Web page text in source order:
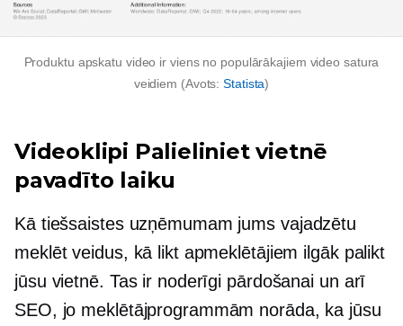
Produktu apskatu video ir viens no populārākajiem video satura
veidiem (Avots:Statista)
Videoklipi Palieliniet vietnē
pavadīto laiku
Kā tiešsaistes uzņēmumam jums vajadzētu
meklēt veidus, kā likt apmeklētājiem ilgāk palikt
jūsu vietnē. Tas ir noderīgi pārdošanai un arī
SEO, jo meklētājprogrammām norāda, ka jūsu